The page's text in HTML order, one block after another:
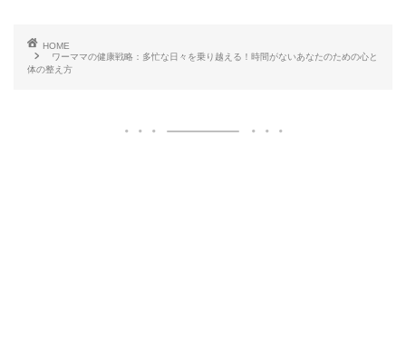
HOME
ワーママの健康戦略：多忙な日々を乗り越える！時間がないあなたのための心と
体の整え方